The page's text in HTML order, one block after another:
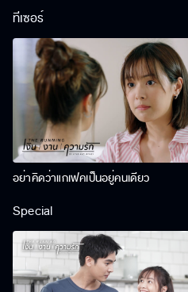
ทีเซอร์
อย่าคิดว่าแกเฟคเป็นอยู่คนเดียว
Special